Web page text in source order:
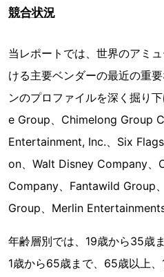
競合状況
当レポートでは、世界のアミ
ける主要ベンダーの最近の重
ンのプロファイルを深く掘り
e Group、Chimelong Group
Entertainment, Inc.、Six
on、Walt Disney Company
Company、Fantawild Group
Group、Merlin Entertainments
年齢層別では、19歳から35歳
1歳から65歳まで、65歳以上